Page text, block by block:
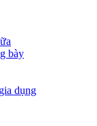
bày
dụng